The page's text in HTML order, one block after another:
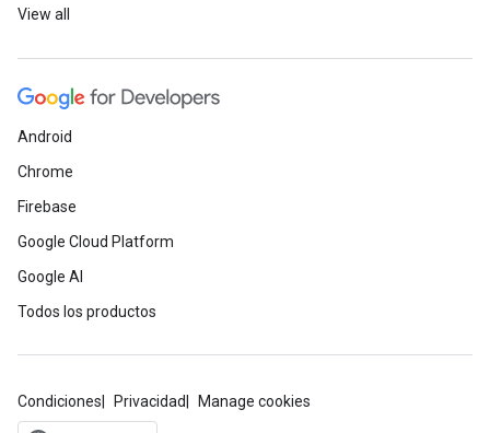
View all
Android
Chrome
Firebase
Google Cloud Platform
Google AI
Todos los productos
Condiciones Privacidad Manage cookies